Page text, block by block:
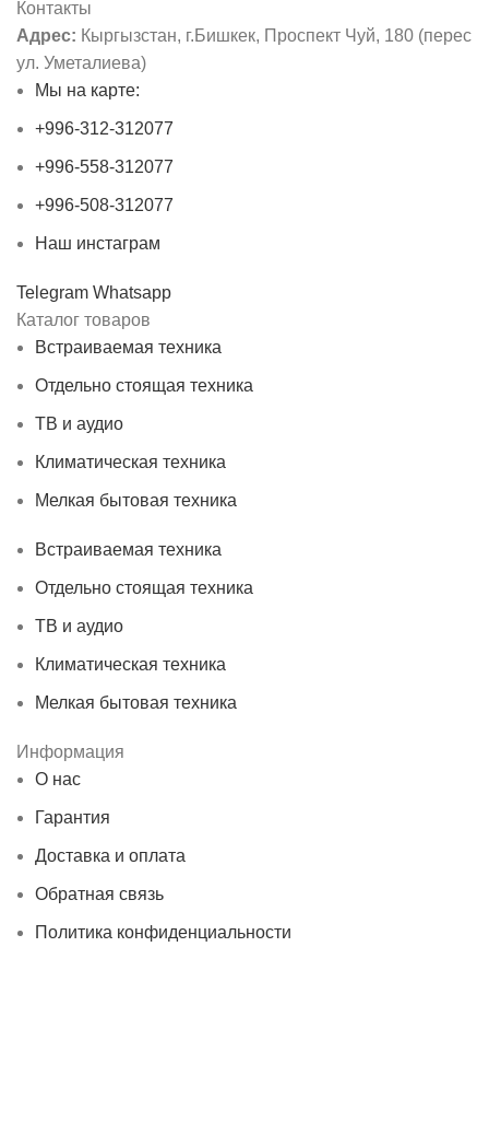
Контакты
Адрес: Кыргызстан, г.Бишкек, Проспект Чуй, 180 (перес
ул. Уметалиева)
Мы на карте:
+996-312-312077
+996-558-312077
+996-508-312077
Наш инстаграм
Telegram Whatsapp
Каталог товаров
Встраиваемая техника
Отдельно стоящая техника
ТВ и аудио
Климатическая техника
Мелкая бытовая техника
Встраиваемая техника
Отдельно стоящая техника
ТВ и аудио
Климатическая техника
Мелкая бытовая техника
Информация
О нас
Гарантия
Доставка и оплата
Обратная связь
Политика конфиденциальности